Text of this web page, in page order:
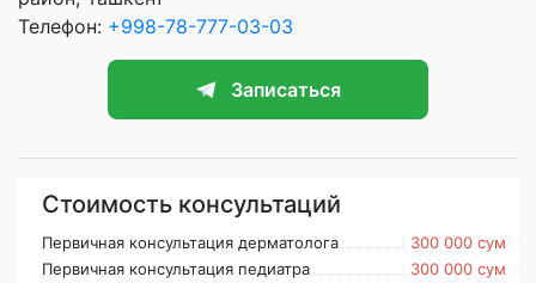
Телефон: +998-78-777-03-03
Записаться
Стоимость консультаций
Первичная консультация дерматолога
300 000 сум
Первичная консультация педиатра
300 000 сум